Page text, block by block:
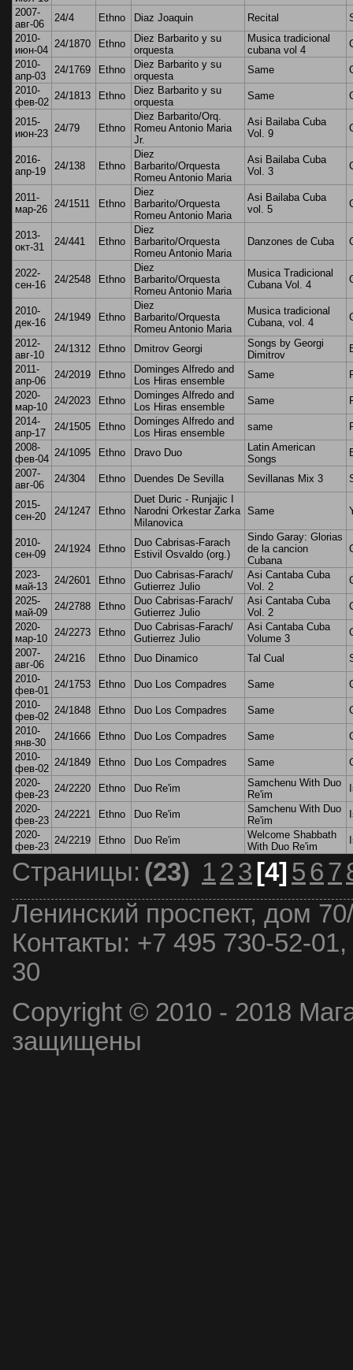
2007-
авг-06
24/4 Ethno Diaz Joaquin Recital
2010-
июн-04
24/1870 Ethno
Diez Barbarito y su
orquesta
Musica tradicional
cubana vol 4
2010-
апр-03
24/1769 Ethno
Diez Barbarito y su
orquesta
Same
2010-
фев-02
24/1813 Ethno
Diez Barbarito y su
orquesta
Same
2015-
июн-23 24/79 Ethno
Diez Barbarito/Orq.
Romeu Antonio Maria
Jr.
Asi Bailaba Cuba
Vol. 9
2016-
апр-19
24/138 Ethno
Diez
Barbarito/Orquesta
Romeu Antonio Maria
Asi Bailaba Cuba
Vol. 3
2011-
мар-26 24/1511 Ethno
Diez
Barbarito/Orquesta
Romeu Antonio Maria
Asi Bailaba Cuba
vol. 5
2013-
окт-31
24/441 Ethno
Diez
Barbarito/Orquesta
Romeu Antonio Maria
Danzones de Cuba
2022-
сен-16
24/2548 Ethno
Diez
Barbarito/Orquesta
Romeu Antonio Maria
Musica Tradicional
Cubana Vol. 4
2010-
дек-16
24/1949 Ethno
Diez
Barbarito/Orquesta
Romeu Antonio Maria
Musica tradicional
Cubana, vol. 4
2012-
авг-10
24/1312 Ethno Dmitrov Georgi
Songs by Georgi
Dimitrov
2011-
апр-06
24/2019 Ethno
Dominges Alfredo and
Los Hiras ensemble
Same
2020-
мар-10
24/2023 Ethno
Dominges Alfredo and
Los Hiras ensemble
Same
2014-
апр-17
24/1505 Ethno
Dominges Alfredo and
Los Hiras ensemble
same
2008-
фев-04
24/1095 Ethno Dravo Duo
Latin American
Songs
2007-
авг-06
24/304 Ethno Duendes De Sevilla Sevillanas Mix 3
2015-
сен-20
24/1247 Ethno
Duet Duric - Runjajic I
Narodni Orkestar Zarka
Milanovica
Same
2010-
сен-09
24/1924 Ethno
Duo Cabrisas-Farach
Estivil Osvaldo (org.)
Sindo Garay: Glorias
de la cancion
Cubana
2023-
май-13
24/2601 Ethno
Duo Cabrisas-Farach/
Gutierrez Julio
Asi Cantaba Cuba
Vol. 2
2025-
май-09
24/2788 Ethno
Duo Cabrisas-Farach/
Gutierrez Julio
Asi Cantaba Cuba
Vol. 2
2020-
мар-10
24/2273 Ethno
Duo Cabrisas-Farach/
Gutierrez Julio
Asi Cantaba Cuba
Volume 3
2007-
авг-06
24/216 Ethno Duo Dinamico Tal Cual
2010-
фев-01
24/1753 Ethno Duo Los Compadres Same
2010-
фев-02
24/1848 Ethno Duo Los Compadres Same
2010-
янв-30
24/1666 Ethno Duo Los Compadres Same
2010-
фев-02
24/1849 Ethno Duo Los Compadres Same
2020-
фев-23
24/2220 Ethno Duo Re'im
Samchenu With Duo
Re'im
2020-
фев-23
24/2221 Ethno Duo Re'im
Samchenu With Duo
Re'im
2020-
фев-23
24/2219 Ethno Duo Re'im
Welcome Shabbath
With Duo Re'im
Страницы: (23) 123 [4] 567
Ленинский проспект, дом
Контакты: +7 495 730-52-
30
Copyright © 2010 - 2018
защищены